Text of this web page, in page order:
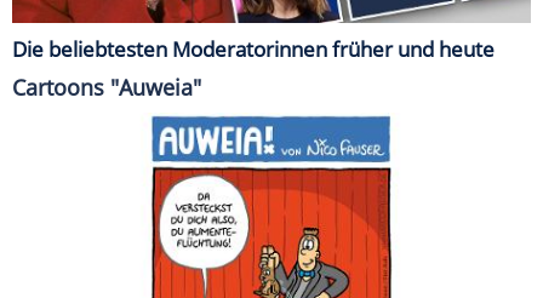
Die beliebtesten Moderatorinnen früher und heute
Cartoons "Auweia"